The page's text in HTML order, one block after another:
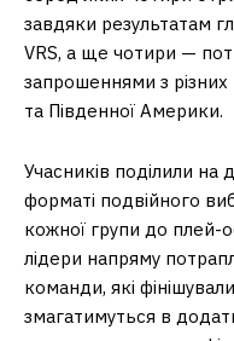
завдяки результатам
VRS, а ще чотири —
запрошеннями з різних
та Південної Америки.
Учасників поділили на
форматі подвійного
кожної групи до плей-
лідери напряму
команди, які
змагатимуться в